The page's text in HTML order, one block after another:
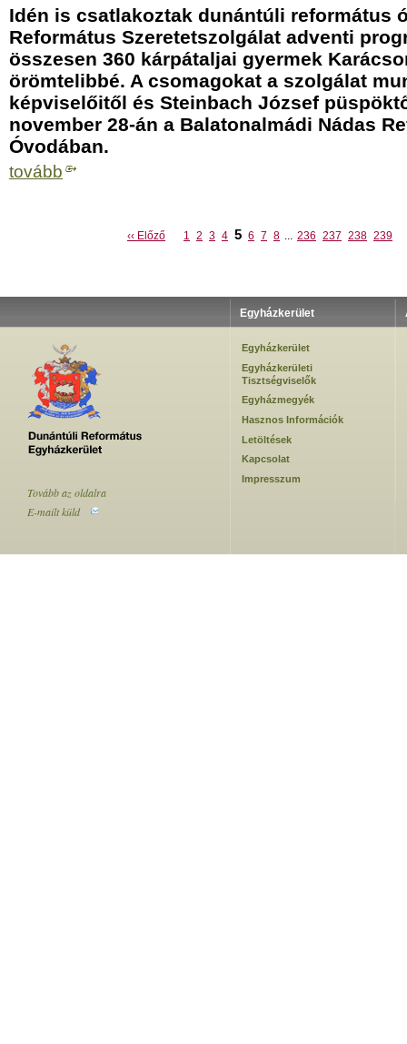
Idén is csatlakoztak dunántúli református
Református Szeretetszolgálat adventi
összesen 360 kárpátaljai gyermek
örömtelibbé. A csomagokat a szolgálat
képviselőitől és Steinbach József
november 28-án a Balatonalmádi Nádas
Óvodában.
tovább
‹‹ Előző 1 2 3 4 5 6 7 8 ... 236 237 238 239
Egyházkerület
Egyházkerület
Egyházkerületi
Tisztségviselők
Egyházmegyék
Hasznos Információk
Letöltések
Kapcsolat
Impresszum
Tovább az oldalra
E-mailt küld